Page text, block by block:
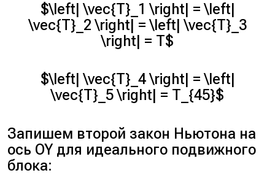
$\left| \vec{T}_1 \right| = \left|
\vec{T}_2 \right| = \left| \vec{T}_3
\right| = T$
$\left| \vec{T}_4 \right| = \left|
\vec{T}_5 \right| = T_{45}$
Запишем второй закон Ньютона на
ось OY для идеального подвижного
блока: